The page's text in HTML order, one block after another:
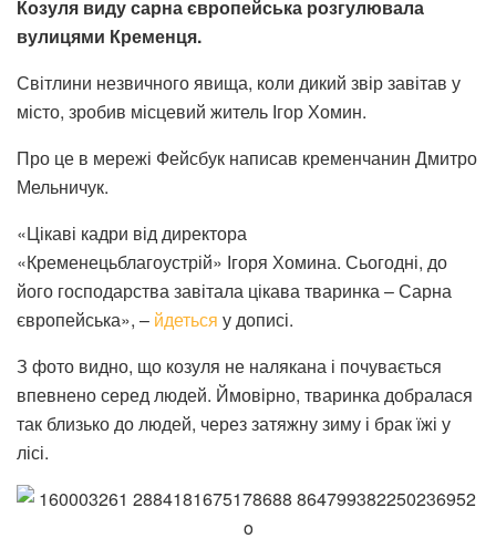
Козуля виду сарна європейська розгулювала
вулицями Кременця.
Світлини незвичного явища, коли дикий звір завітав у
місто, зробив місцевий житель Ігор Хомин.
Про це в мережі Фейсбук написав кременчанин Дмитро
Мельничук.
«Цікаві кадри від директора
«Кременецьблагоустрій» Ігоря Хомина. Сьогодні, до
його господарства завітала цікава тваринка – Сарна
європейська», – йдеться у дописі.
З фото видно, що козуля не налякана і почувається
впевнено серед людей. Ймовірно, тваринка добралася
так близько до людей, через затяжну зиму і брак їжі у
лісі.